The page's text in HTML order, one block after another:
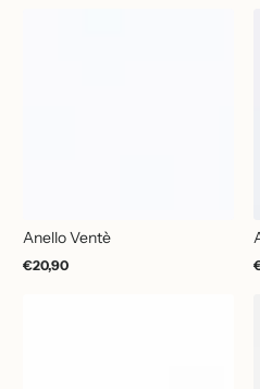
Anello Ventè
Prezzo
€20,90